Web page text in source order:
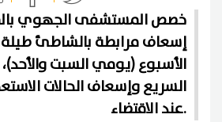
خصص المستشفى الجهوي
إسعاف مرابطة بالشاطئ
الأسبوع (يومي السبت والأحد)،
السريع وإسعاف الحالات
عند الاقتضاء.